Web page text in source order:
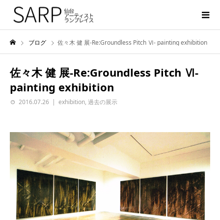
ブログ 佐々木 健 展-Re:Groundless Pitch Ⅵ- painting exhibition
佐々木 健 展-Re:Groundless Pitch Ⅵ-
painting exhibition
2016.07.26 exhibition, 過去の展示